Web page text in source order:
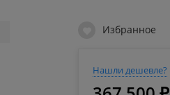
Избранное
Нашли дешевле?